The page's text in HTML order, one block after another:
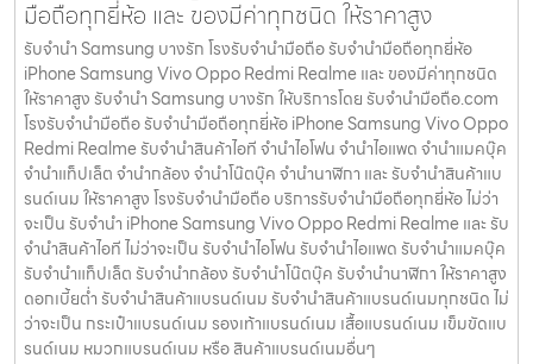
มือถือทุกยี่ห้อ และ ของมีค่าทุกชนิด ให้ราคาสูง
รับจำนำ Samsung บางรัก โรงรับจำนำมือถือ รับจำนำมือถือทุกยี่ห้อ
iPhone Samsung Vivo Oppo Redmi Realme และ ของมีค่าทุกชนิด
ให้ราคาสูง รับจำนำ Samsung บางรัก ให้บริการโดย รับจํานํามือถือ.com
โรงรับจำนำมือถือ รับจำนำมือถือทุกยี่ห้อ iPhone Samsung Vivo Oppo
Redmi Realme รับจำนำสินค้าไอที จำนำไอโฟน จำนำไอแพด จำนำแมคบุ๊ค
จำนำแท็ปเล็ต จำนำกล้อง จำนำโน๊ตบุ๊ค จำนำนาฬิกา และ รับจำนำสินค้าแบ
รนด์เนม ให้ราคาสูง โรงรับจำนำมือถือ บริการรับจำนำมือถือทุกยี่ห้อ ไม่ว่า
จะเป็น รับจำนำ iPhone Samsung Vivo Oppo Redmi Realme และ รับ
จำนำสินค้าไอที ไม่ว่าจะเป็น รับจำนำไอโฟน รับจำนำไอแพด รับจำนำแมคบุ๊ค
รับจำนำแท็ปเล็ต รับจำนำกล้อง รับจำนำโน๊ตบุ๊ค รับจำนำนาฬิกา ให้ราคาสูง
ดอกเบี้ยต่ำ รับจำนำสินค้าแบรนด์เนม รับจำนำสินค้าแบรนด์เนมทุกชนิด ไม่
ว่าจะเป็น กระเป๋าแบรนด์เนม รองเท้าแบรนด์เนม เสื้อแบรนด์เนม เข็มขัดแบ
รนด์เนม หมวกแบรนด์เนม หรือ สินค้าแบรนด์เนมอื่นๆ